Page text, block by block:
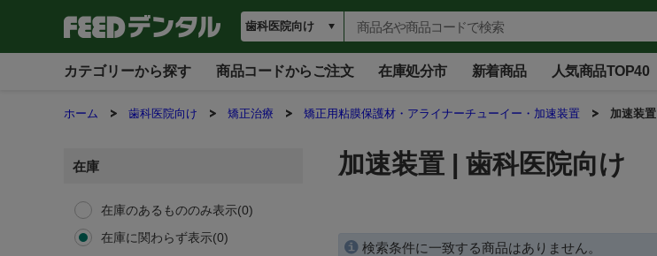
カテゴリーから探す 商品コードからご注文 在庫処分市 新着商品 人気商品TOP40
ホーム 歯科医院向け 矯正治療 矯正用粘膜保護材・アライナーチューイー・加速装置 加速装置
加速装置 | 歯科医院向け
検索条件に一致する商品はありません。
在庫
在庫のあるもののみ表示(0)
在庫に関わらず表示(0)